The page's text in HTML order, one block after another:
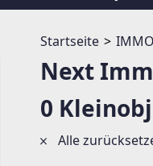
Startseite
Next
0
Alle